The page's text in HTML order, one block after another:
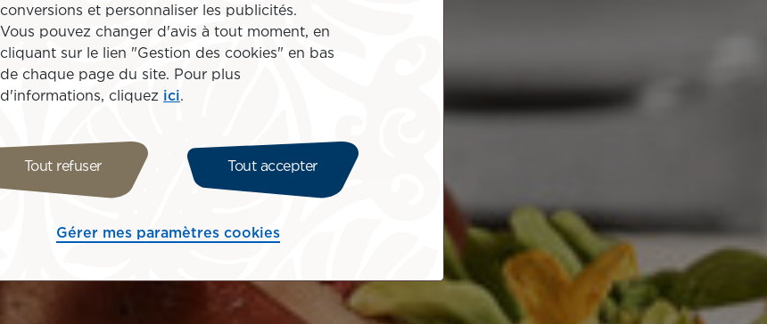
conversions et personnaliser les publicités.
Vous pouvez changer d'avis à tout moment, en
cliquant sur le lien "Gestion des cookies" en bas
de chaque page du site. Pour plus
d'informations, cliquez ici.
Tout refuser Tout accepter
Gérer mes paramètres cookies